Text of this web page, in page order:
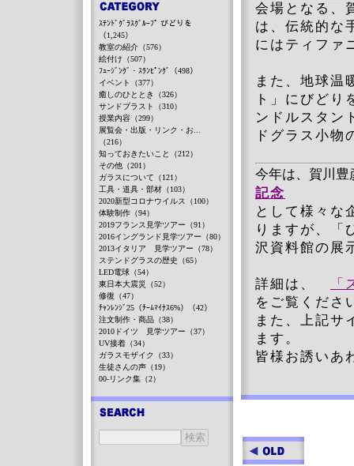
会場となる、
は、伝統的な
にはティファ
また、地球温
ト」にびどり
ンドルスタン
ドグラス小物
今年は、賀川豊
記念
として様々な
りますが、「
沢資料館の展
詳細は、
をご覧くださ
また、上記サ
ます。
皆様お誘いあ
ｽﾃﾝﾄﾞｸﾞﾗｽｸﾞﾙｰﾌﾟ びどりを
（1,245）
教室の紹介（576）
絵付け（507）
ﾌｭｰｼﾞﾝｸﾞ・ｽﾗﾝﾋﾟﾝｸﾞ（498）
イベント（377）
癒しのひととき（326）
サンドブラスト（310）
授業内容（299）
展覧会・出版・リンク・お...
（216）
知っておきたいこと（212）
その他（201）
ガラスについて（121）
工具・道具・部材（103）
2020新型コロナウイルス（100）
体験制作（94）
2019フランス見学ツアー（91）
2016イングランド見学ツアー（80）
2013イタリア 見学ツアー（78）
ステンドグラスの歴史（65）
LED電球（54）
東日本大震災（52）
修復（47）
ﾁｬﾝﾚﾝｼﾞ25（ﾁｰﾑﾏｲﾅｽ6%）（42）
注文制作・商品（38）
2010ドイツ 見学ツアー（37）
UV接着（34）
ガラスモザイク（33）
生徒さんの声（19）
00-リンク集（2）